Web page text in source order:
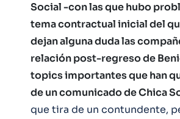
Social -con las que hubo
tema contractual inicial del
dejan alguna duda las
relación post-regreso de
topics importantes que han
de un comunicado de Chica
que tira de un contundente,